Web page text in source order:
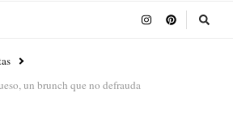
un brunch que no defrauda